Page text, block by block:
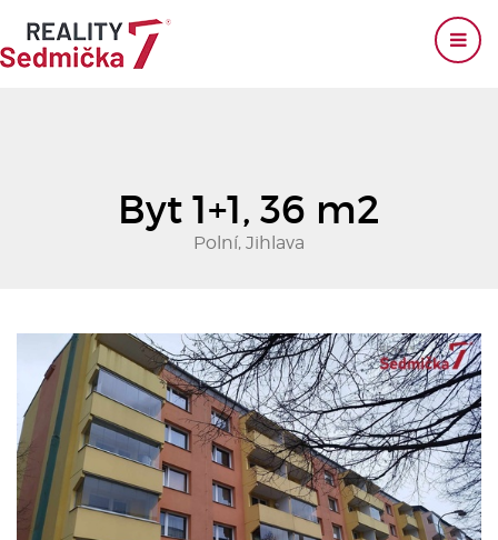
Byt 1+1, 36 m2
Polní, Jihlava